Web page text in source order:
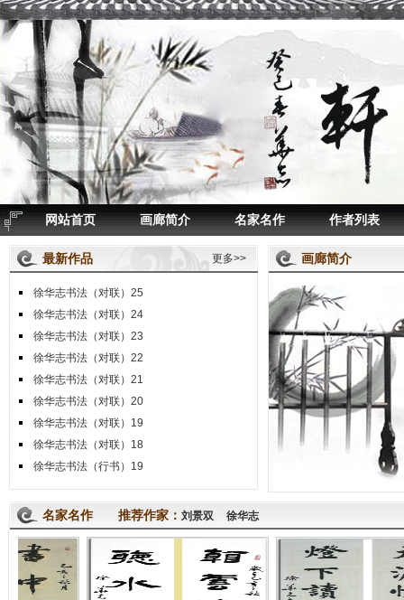
网站首页 画廊简介 名家名作 作者列表
最新作品 更多>>
徐华志书法（对联）25
徐华志书法（对联）24
徐华志书法（对联）23
徐华志书法（对联）22
徐华志书法（对联）21
徐华志书法（对联）20
徐华志书法（对联）19
徐华志书法（对联）18
徐华志书法（行书）19
画廊简介
名家名作 推荐作家： 刘景双 徐华志